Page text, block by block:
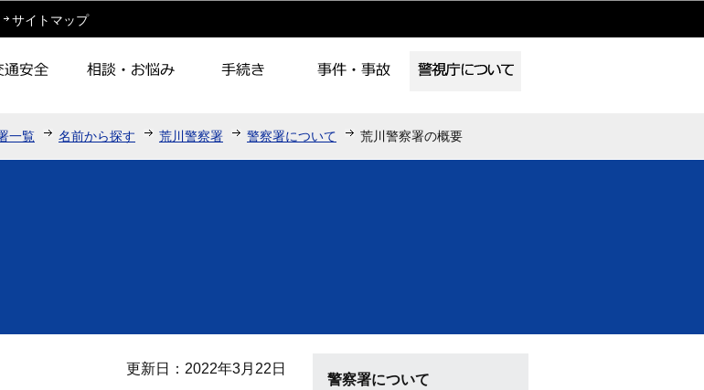
このページの本文へ移動
サイトマップ
一覧 名前から探す 荒川警察署 警察署について 荒川警察署の概要
更新日：2022年3月22日
警察署について